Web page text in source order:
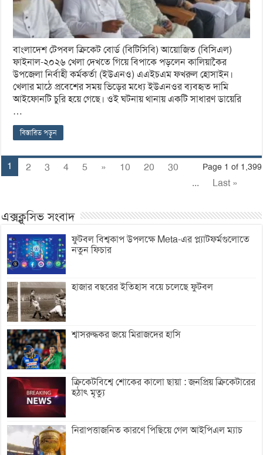
বাংলাদেশ টেপবল ক্রিকেট বোর্ড (বিটিসিবি) আয়োজিত (বিসিএল)
ফাইনাল-২০২৬ খেলা দেখতে গিয়ে বিপাকে পড়লেন কালিয়াকৈর
উপজেলা নির্বাহী কর্মকর্তা (ইউএনও) এএইচএম ফখরুল হোসাইন।
খেলার মাঠে প্রবেশের সময় ভিড়ের মধ্যে ইউএনওর ব্যবহৃত দামি
আইফোনটি চুরি হয়ে গেছে। ওই ঘটনায় থানায় একটি সাধারণ ডায়েরি
…
বিস্তারিত পড়ুন
Page 1 of 1,399
1 2 3 4 5 » 10 20
30
...
Last »
এক্সক্লুসিভ সংবাদ
ফুটবল বিশ্বকাপ উপলক্ষে Meta-এর প্ল্যাটফর্মগুলোতে
নতুন ফিচার
হাজার বছরের ইতিহাস বয়ে চলেছে ফুটবল
শ্বাসরুদ্ধকর জয়ে মিরাজদের হাসি
ক্রিকেটবিশ্বে শোকের কালো ছায়া : জনপ্রিয় ক্রিকেটারের
হঠাৎ মৃত্যু
নিরাপত্তাজনিত কারণে পিছিয়ে গেল আইপিএল ম্যাচ